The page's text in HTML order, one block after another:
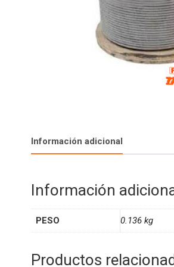
Información adicional
Información
PESO 0.136 kg
Productos